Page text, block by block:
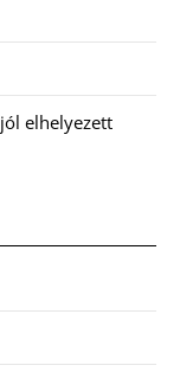
elhelyezett